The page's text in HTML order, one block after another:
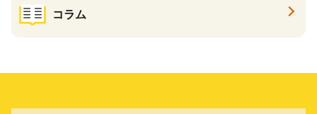
コラム